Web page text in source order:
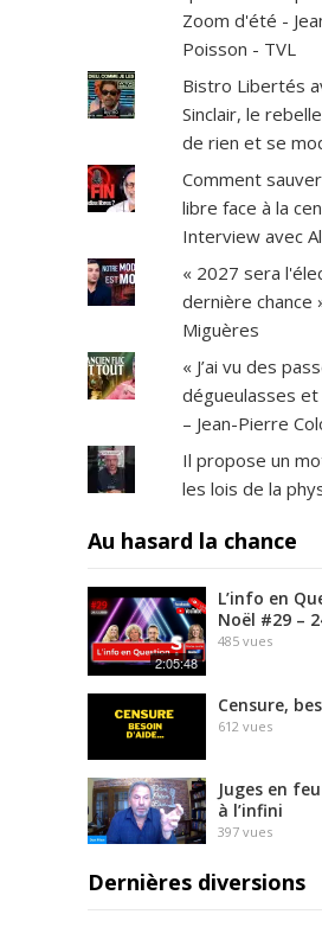
Zoom d'été -
Poisson - TVL
Bistro Libertés
Sinclair, le
de rien et se
Comment
libre face à la
Interview avec
« 2027 sera
dernière chance
Miguères
« J’ai vu des
dégueulasses
– Jean-Pierre
Il propose un
les lois de la
Au hasard la chance
2:05:48
L’info en
Noël #29 –
485 vues
Censure,
612 vues
Juges en
à l’infini
397 vues
Dernières diversions